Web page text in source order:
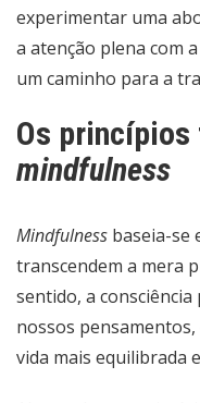
experimentar uma
a atenção plena com
um caminho para a
Os
mindfulness
Mindfulness baseia-se
transcendem a mera
sentido, a
nossos pensamentos,
vida mais equilibrada